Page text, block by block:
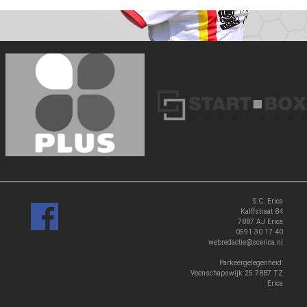
S.C. Erica
Kalffstraat 84
7887 AJ Erica
0591 30 17 40
webredactie@scerica.nl
Parkeergelegenheid:
Veenschapswijk 25 7887 TZ
Erica